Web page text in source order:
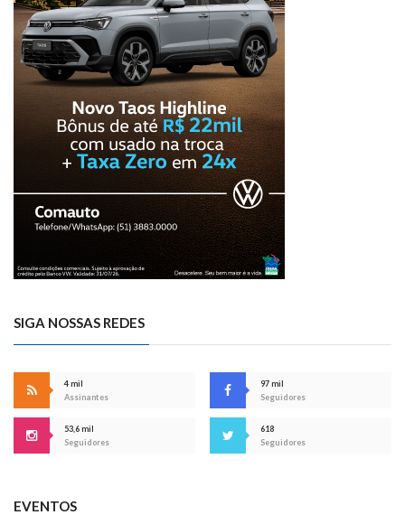
SIGA NOSSAS REDES
4 mil
Assinantes
97 mil
Seguidores
53,6 mil
Seguidores
618
Seguidores
EVENTOS